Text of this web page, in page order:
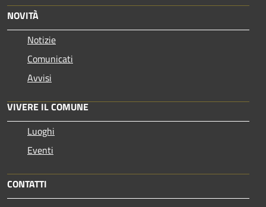
NOVITÀ
Notizie
Comunicati
Avvisi
VIVERE IL COMUNE
Luoghi
Eventi
CONTATTI